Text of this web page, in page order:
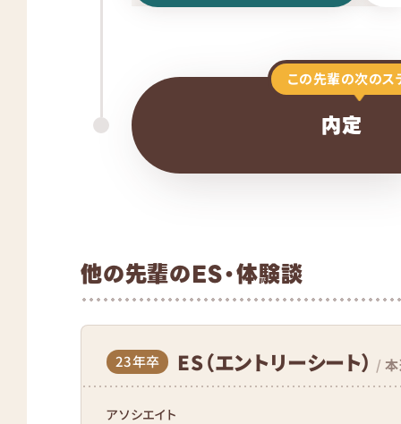
この先輩の次のス
内定
他の先輩のES・体験談
23年卒 ES（エントリーシート） /
アソシエイト